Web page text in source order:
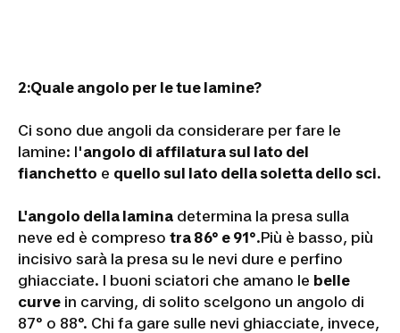
2:Quale angolo per le tue lamine?
Ci sono due angoli da considerare per fare le
lamine: l'angolo di affilatura sul lato del
fianchetto e quello sul lato della soletta dello sci.
L'angolo della lamina determina la presa sulla
neve ed è compreso tra 86° e 91°.Più è basso, più
incisivo sarà la presa su le nevi dure e perfino
ghiacciate. I buoni sciatori che amano le belle
curve in carving, di solito scelgono un angolo di
87° o 88°. Chi fa gare sulle nevi ghiacciate, invece,